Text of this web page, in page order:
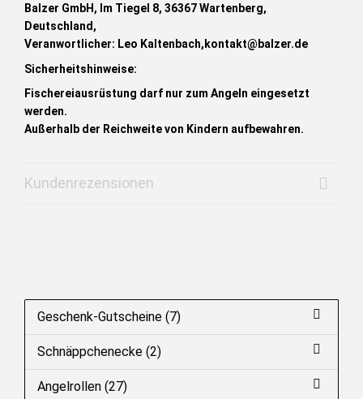
Balzer GmbH, Im Tiegel 8, 36367 Wartenberg,
Deutschland,
Veranwortlicher: Leo Kaltenbach,kontakt@balzer.de
Sicherheitshinweise:
Fischereiausrüstung darf nur zum Angeln eingesetzt
werden.
Außerhalb der Reichweite von Kindern aufbewahren.
Kundenrezensionen
Geschenk-Gutscheine (7)
Schnäppchenecke (2)
Angelrollen (27)